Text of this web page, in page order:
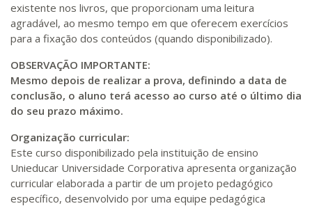
existente nos livros, que proporcionam uma leitura
agradável, ao mesmo tempo em que oferecem exercícios
para a fixação dos conteúdos (quando disponibilizado).
OBSERVAÇÃO IMPORTANTE:
Mesmo depois de realizar a prova, definindo a data de
conclusão, o aluno terá acesso ao curso até o último dia
do seu prazo máximo.
Organização curricular:
Este curso disponibilizado pela instituição de ensino
Unieducar Universidade Corporativa apresenta organização
curricular elaborada a partir de um projeto pedagógico
específico, desenvolvido por uma equipe pedagógica